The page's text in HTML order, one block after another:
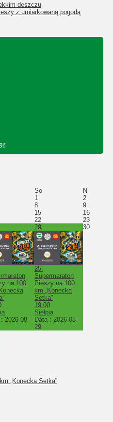
deszczu
z umiarkowaną pogodą
So
N
1
2
8
9
15
16
22
23
na 100
2026-08-
29
25.
Supermaraton
Pieszy na 100
km „Konecka
Setka”
19:00
Sielpia
Data : 2026-08-
29
30
„Konecka Setka”